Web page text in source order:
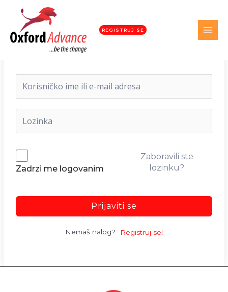
REGISTRUJ SE
Dobrodošli nazad!
Zadrzi me logovanim
Zaboravili ste
lozinku?
Prijaviti se
Nemaš nalog? Registruj se!